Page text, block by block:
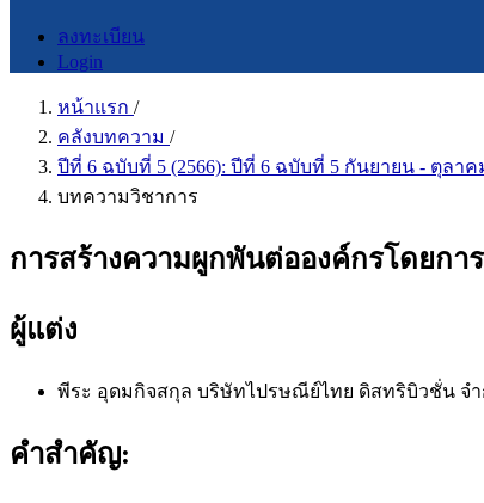
ลงทะเบียน
Login
หน้าแรก /
คลังบทความ /
ปีที่ 6 ฉบับที่ 5 (2566): ปีที่ 6 ฉบับที่ 5 กันยายน - ตุลาค
บทความวิชาการ
การสร้างความผูกพันต่อองค์กรโดยก
ผู้แต่ง
พีระ อุดมกิจสกุล บริษัทไปรษณีย์ไทย ดิสทริบิวชั่น จ
คำสำคัญ: